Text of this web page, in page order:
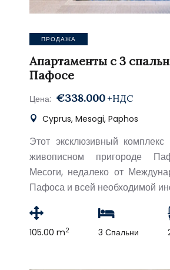
ПРОДАЖА
Апартаменты с 3
Пафосе
Цена: €338.000 +НДС
Cyprus, Mesogi, Paphos
Этот эксклюзивный
живописном пригороде
Месоги, недалеко от
Пафоса и всей необходимой
105.00 m2 3 Спальни